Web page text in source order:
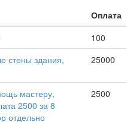
Оплата
100
стены здания,
25000
мастеру,
2500 за 8
отдельно
2500